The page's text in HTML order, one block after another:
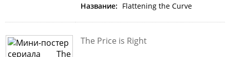
Название: Flattening the Curve
The Price is Right